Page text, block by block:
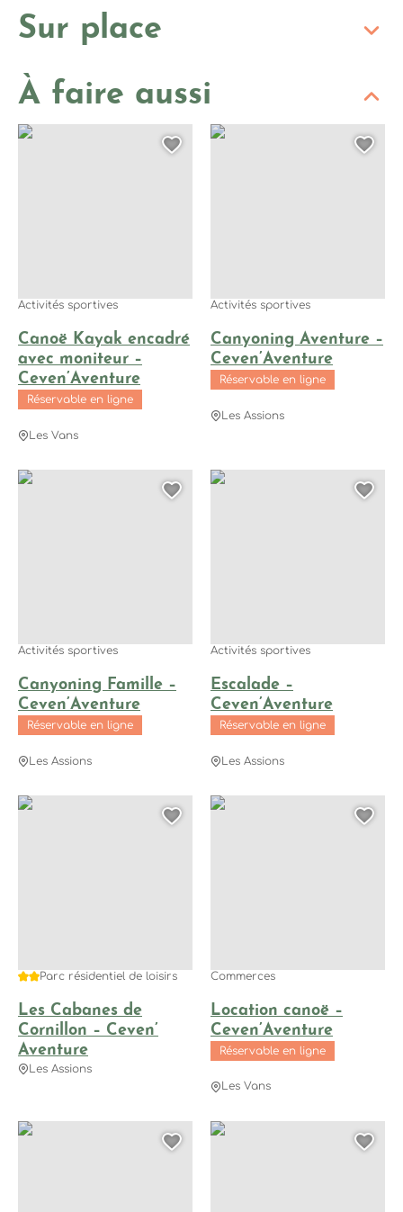
Sur place
À faire aussi
Canoë Kayak encadré
avec moniteur –
Ceven’Aventure
Activités sportives
Réservable en ligne
Les Vans
Canoë Kayak encadré avec moniteur – Ceven’Aventure, ©
Ajouter cette page au
Canyoning Aventure –
Ceven’Aventure
Activités sportives
Réservable en ligne
Les Assions
Canyoning Aventure –
Canyoning Famille –
Ceven’Aventure
Activités sportives
Réservable en ligne
Les Assions
Canyoning Famille – Ceven’Aventure, © VISION'AIR
Ajouter cette page au
Escalade –
Ceven’Aventure
Activités sportives
Réservable en ligne
Les Assions
Escalade – Ceven’Aventure,
Les Cabanes de
Cornillon – Ceven’
Aventure
2 étoiles
Parc résidentiel de loisirs
Les Assions
Les Cabanes de Cornillon – Ceven’ Aventure, ©
Ajouter cette page au
Location canoë –
Ceven’Aventure
Commerces
Réservable en ligne
Les Vans
Location canoë –
Spéléologie Découverte – Ceven’Aventure, © Ceven'Aventure
Ajouter cette page au
Spéléologie Famille –